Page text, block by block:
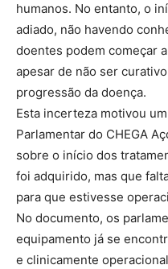
humanos. No entanto, o
adiado, não havendo
doentes podem começar
apesar de não ser
progressão da doença.
Esta incerteza motivou
Parlamentar do CHEGA
sobre o início dos
foi adquirido, mas que
para que estivesse
No documento, os
equipamento já se
e clinicamente